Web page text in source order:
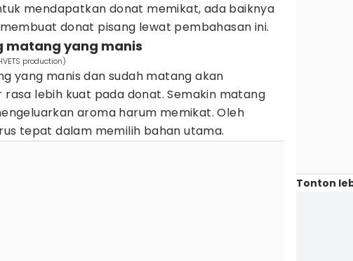
mendapatkan donat memikat, ada baiknya
donat pisang lewat pembahasan ini.
matang yang manis
production)
yang manis dan sudah matang akan
lebih kuat pada donat. Semakin matang
aroma harum memikat. Oleh
tepat dalam memilih bahan utama.
Tonton